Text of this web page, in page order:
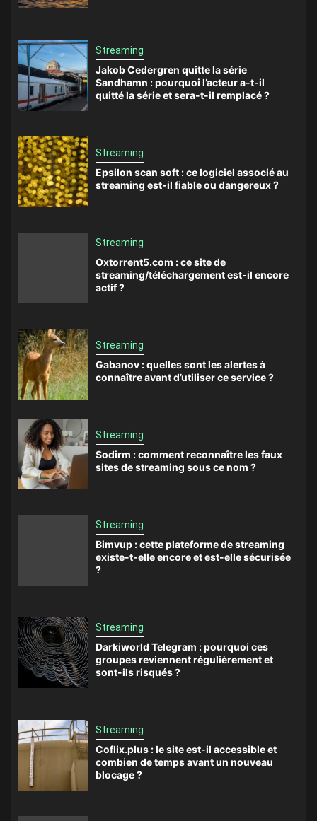
Streaming
Jakob Cedergren quitte la série
Sandhamn : pourquoi l’acteur a-t-il
quitté la série et sera-t-il remplacé ?
Streaming
Epsilon scan soft : ce logiciel associé au
streaming est-il fiable ou dangereux ?
Streaming
Oxtorrent5.com : ce site de
streaming/téléchargement est-il encore
actif ?
Streaming
Gabanov : quelles sont les alertes à
connaître avant d’utiliser ce service ?
Streaming
Sodirm : comment reconnaître les faux
sites de streaming sous ce nom ?
Streaming
Bimvup : cette plateforme de streaming
existe-t-elle encore et est-elle sécurisée
?
Streaming
Darkiworld Telegram : pourquoi ces
groupes reviennent régulièrement et
sont-ils risqués ?
Streaming
Coflix.plus : le site est-il accessible et
combien de temps avant un nouveau
blocage ?